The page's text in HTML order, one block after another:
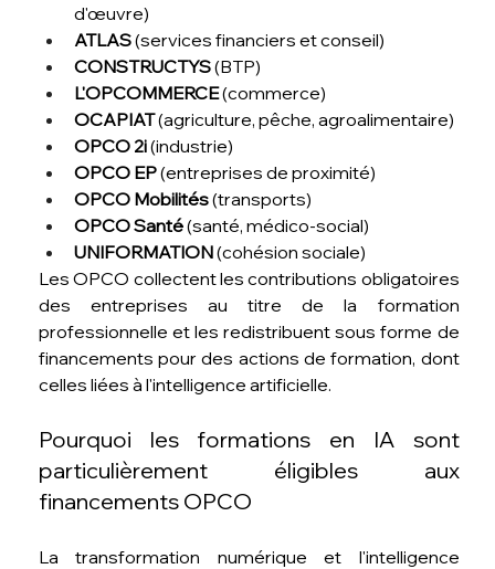
d'œuvre)
ATLAS (services financiers et conseil)
CONSTRUCTYS (BTP)
L'OPCOMMERCE (commerce)
OCAPIAT (agriculture, pêche, agroalimentaire)
OPCO 2i (industrie)
OPCO EP (entreprises de proximité)
OPCO Mobilités (transports)
OPCO Santé (santé, médico-social)
UNIFORMATION (cohésion sociale)
Les OPCO collectent les contributions obligatoires
des entreprises au titre de la formation
professionnelle et les redistribuent sous forme de
financements pour des actions de formation, dont
celles liées à l'intelligence artificielle.
Pourquoi les formations en IA sont
particulièrement éligibles aux
financements OPCO
La transformation numérique et l'intelligence